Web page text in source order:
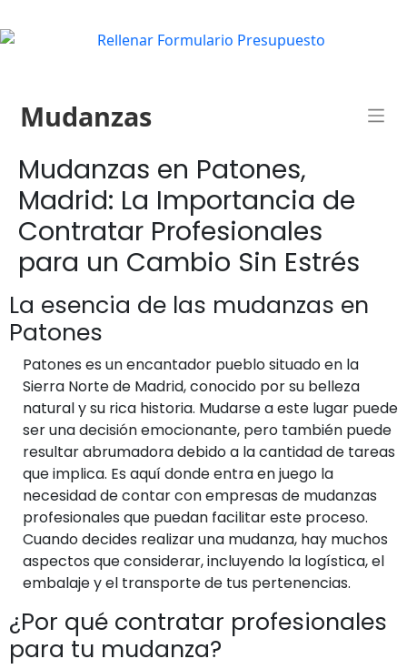
Mudanzas
Mudanzas en Patones,
Madrid: La Importancia de
Contratar Profesionales
para un Cambio Sin Estrés
La esencia de las mudanzas en
Patones
Patones es un encantador pueblo situado en la
Sierra Norte de Madrid, conocido por su belleza
natural y su rica historia. Mudarse a este lugar puede
ser una decisión emocionante, pero también puede
resultar abrumadora debido a la cantidad de tareas
que implica. Es aquí donde entra en juego la
necesidad de contar con empresas de mudanzas
profesionales que puedan facilitar este proceso.
Cuando decides realizar una mudanza, hay muchos
aspectos que considerar, incluyendo la logística, el
embalaje y el transporte de tus pertenencias.
¿Por qué contratar profesionales
para tu mudanza?